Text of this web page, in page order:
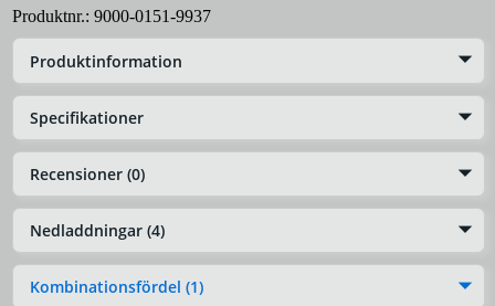
Produktnr.: 9000-0151-9937
Produktinformation
Specifikationer
Recensioner (0)
Nedladdningar (4)
Kombinationsfördel (1)